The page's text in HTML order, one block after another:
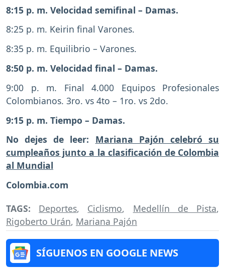
8:15 p. m. Velocidad semifinal – Damas.
8:25 p. m. Keirin final Varones.
8:35 p. m. Equilibrio – Varones.
8:50 p. m. Velocidad final – Damas.
9:00 p. m. Final 4.000 Equipos Profesionales
Colombianos. 3ro. vs 4to – 1ro. vs 2do.
9:15 p. m. Tiempo – Damas.
No dejes de leer: Mariana Pajón celebró su
cumpleaños junto a la clasificación de Colombia
al Mundial
Colombia.com
TAGS: Deportes, Ciclismo, Medellín de Pista,
Rigoberto Urán, Mariana Pajón
SÍGUENOS EN GOOGLE NEWS